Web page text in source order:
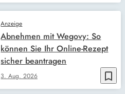
bookmark_border
Anzeige
3. Aug. 2026
Abnehmen mit Wegovy: So
können Sie Ihr Online-Rezept
sicher beantragen